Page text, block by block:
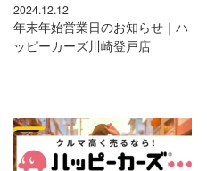
2024.12.12
年末年始営業日のお知らせ｜ハ
ッピーカーズ川崎登戸店